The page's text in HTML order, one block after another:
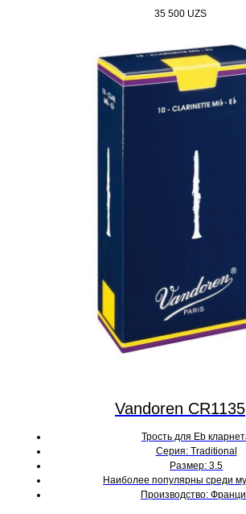
35 500 UZS
Vandoren CR1135
Трость для Eb
Серия: Traditional
Размер: 3.5
Наиболее популярны среди
Производство: